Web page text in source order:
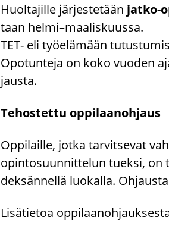
Huol­ta­jil­le jär­jes­te­tään jatko-​
taan helmi–maa­lis­kuus­sa.
TET- eli työ­elä­mään
Opo­tun­te­ja on koko vuo­den
jaus­ta.
Te­hos­tet­tu op­pi­laa­noh­jaus
Op­pi­lail­le, jotka tar­vit­se­vat
opintosuunnittelun tuek­si, on
dek­sän­nel­lä luo­kal­la.
Li­sä­tie­toa